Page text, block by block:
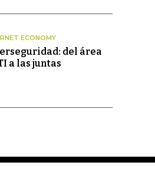
ECONOMY
del área
a las juntas